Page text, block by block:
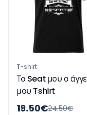
Seat μου ο άγγελος
Tshirt
€24.50€